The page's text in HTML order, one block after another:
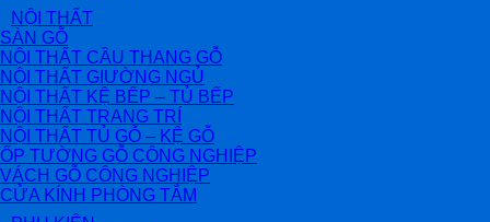
NỘI THẤT
SÀN GỖ
NỘI THẤT CẦU THANG GỖ
NỘI THẤT GIƯỜNG NGỦ
NỘI THẤT KỆ BẾP – TỦ BẾP
NỘI THẤT TRANG TRÍ
NỘI THẤT TỦ GỖ – KỆ GỖ
ỐP TƯỜNG GỖ CÔNG NGHIỆP
VÁCH GỖ CÔNG NGHIỆP
CỬA KÍNH PHÒNG TẮM